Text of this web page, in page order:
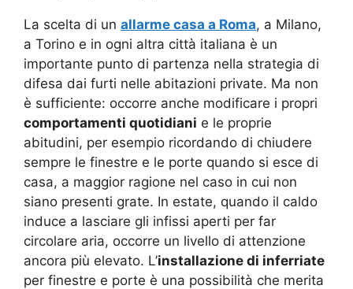
La scelta di un allarme casa a Roma, a Milano,
a Torino e in ogni altra città italiana è un
importante punto di partenza nella strategia di
difesa dai furti nelle abitazioni private. Ma non
è sufficiente: occorre anche modificare i propri
comportamenti quotidiani e le proprie
abitudini, per esempio ricordando di chiudere
sempre le finestre e le porte quando si esce di
casa, a maggior ragione nel caso in cui non
siano presenti grate. In estate, quando il caldo
induce a lasciare gli infissi aperti per far
circolare aria, occorre un livello di attenzione
ancora più elevato. L’installazione di inferriate
per finestre e porte è una possibilità che merita